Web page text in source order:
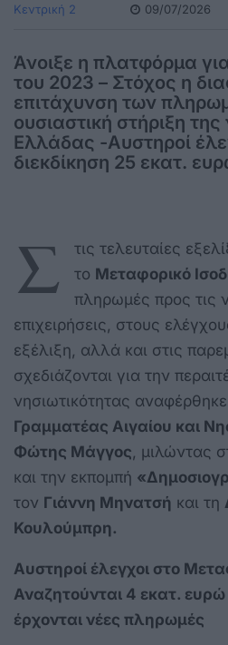
Κεντρική 2 09/07/2026
Άνοιξε η πλατφόρμα για
του 2023 – Στόχος η
επιτάχυνση των
ουσιαστική στήριξη της
Ελλάδας -Aυστηροί
διεκδίκηση 25 εκατ.
Σ
τις τελευταίες
το Μεταφορικό
πληρωμές προς τις
επιχειρήσεις, στους
εξέλιξη, αλλά και στις
σχεδιάζονται για την
νησιωτικότητας
Γραμματέας Αιγαίου και
Φώτης Μάγγος , μιλώντας
και την εκπομπή
τον Γιάννη Μηνατσή και τη
Κουλούμπρη.
Αυστηροί έλεγχοι στο
Αναζητούνται 4 εκατ.
έρχονται νέες πληρωμές